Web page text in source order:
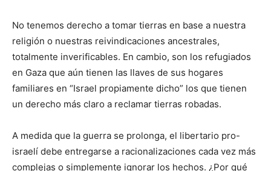
No tenemos derecho a tomar tierras en base a nuestra
religión o nuestras reivindicaciones ancestrales,
totalmente inverificables. En cambio, son los refugiados
en Gaza que aún tienen las llaves de sus hogares
familiares en “Israel propiamente dicho” los que tienen
un derecho más claro a reclamar tierras robadas.
A medida que la guerra se prolonga, el libertario pro-
israelí debe entregarse a racionalizaciones cada vez más
complejas o simplemente ignorar los hechos. ¿Por qué